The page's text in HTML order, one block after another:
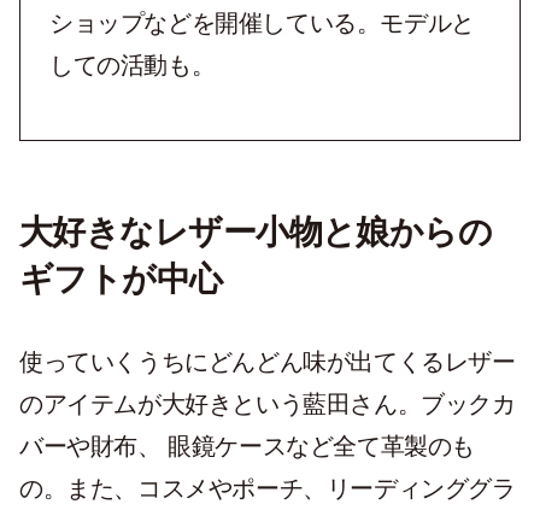
ショップなどを開催している。モデルと
しての活動も。
大好きなレザー小物と娘からの
ギフトが中心
使っていくうちにどんどん味が出てくるレザー
のアイテムが大好きという藍田さん。ブックカ
バーや財布、 眼鏡ケースなど全て革製のも
の。また、コスメやポーチ、リーディンググラ